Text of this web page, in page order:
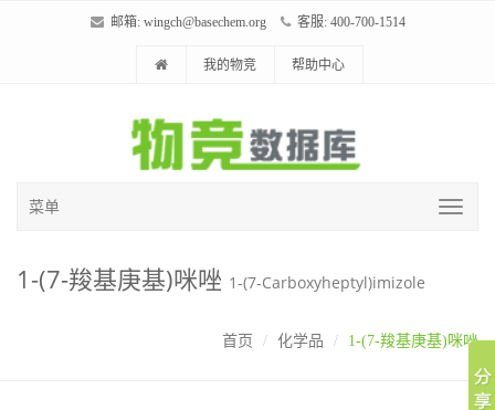
邮箱: wingch@basechem.org 客服: 400-700-1514
我的物竞 帮助中心
菜单
1-(7-羧基庚基)咪唑 1-(7-Carboxyheptyl)imizole
首页 化学品 1-(7-羧基庚基)咪唑